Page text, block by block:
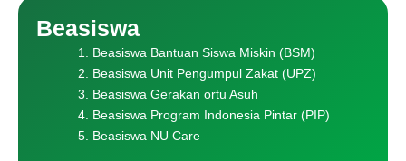
Beasiswa
Beasiswa Bantuan Siswa Miskin (BSM)
Beasiswa Unit Pengumpul Zakat (UPZ)
Beasiswa Gerakan ortu Asuh
Beasiswa Program Indonesia Pintar (PIP)
Beasiswa NU Care